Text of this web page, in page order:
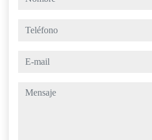
teléfono
e-mail
mensaje